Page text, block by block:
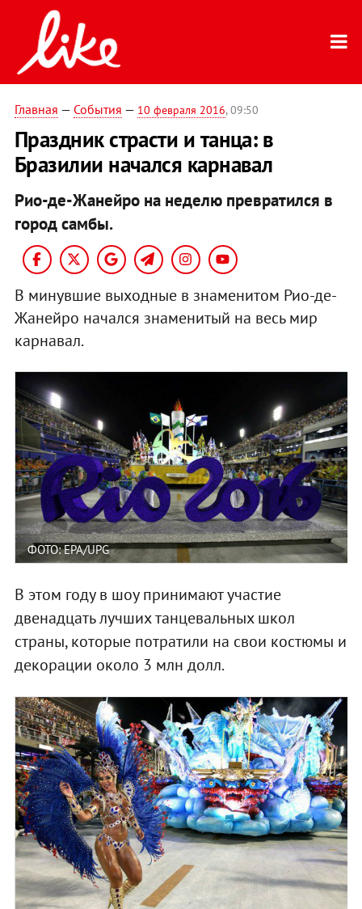
Главная — События — 10 февраля 2016, 09:50
Праздник страсти и танца: в
Бразилии начался карнавал
Рио-де-Жанейро на неделю превратился в
город самбы.
В минувшие выходные в знаменитом Рио-де-
Жанейро начался знаменитый на весь мир
карнавал.
ФОТО: EPA/UPG
В этом году в шоу принимают участие
двенадцать лучших танцевальных школ
страны, которые потратили на свои костюмы и
декорации около 3 млн долл.